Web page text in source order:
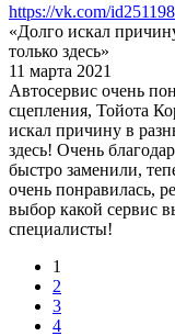
https://vk.com/
«Долго искал
только здесь»
11 марта 2021
Автосервис очень
сцепления, Тойота
искал причину в
здесь! Очень
быстро заменили,
очень понравилась,
выбор какой сервис
специалисты!
1
2
3
4